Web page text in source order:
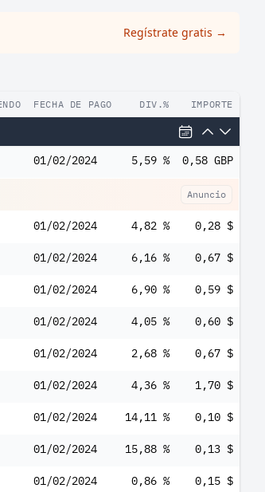
Regístrate gratis →
FECHA DE PAGO DIV.% IMPORTE
01/02/2024 5,59 % 0,58 GBP
Anuncio
01/02/2024 4,82 % 0,28 $
01/02/2024 6,16 % 0,67 $
01/02/2024 6,90 % 0,59 $
01/02/2024 4,05 % 0,60 $
01/02/2024 2,68 % 0,67 $
01/02/2024 4,36 % 1,70 $
01/02/2024 14,11 % 0,10 $
01/02/2024 15,88 % 0,13 $
01/02/2024 0,86 % 0,15 $